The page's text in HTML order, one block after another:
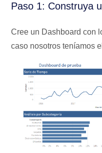
Paso 1: Construya
Cree un Dashboard con
caso nosotros teníamos